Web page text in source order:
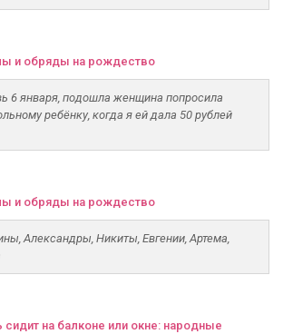
и обряды на рождество
6 января, подошла женщина попросила
ребёнку, когда я ей дала 50 рублей
и обряды на рождество
Александры, Никиты, Евгении, Артема,
сидит на балконе или окне: народные